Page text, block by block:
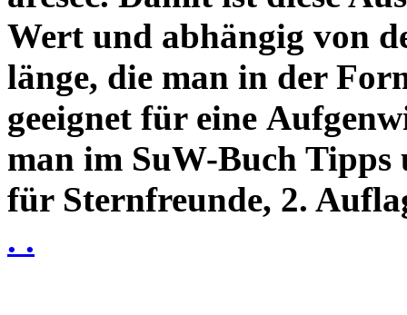
Wert und abhängig von
länge, die man in der
geeignet für eine
man im SuW-Buch Tipps
für Sternfreunde, 2.
. .